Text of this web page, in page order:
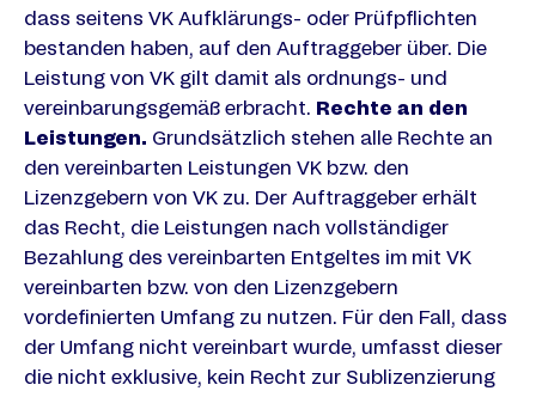
dass seitens VK Aufklärungs- oder Prüfpflichten
bestanden haben, auf den Auftraggeber über. Die
Leistung von VK gilt damit als ordnungs- und
vereinbarungsgemäß erbracht. Rechte an den
Leistungen. Grundsätzlich stehen alle Rechte an
den vereinbarten Leistungen VK bzw. den
Lizenzgebern von VK zu. Der Auftraggeber erhält
das Recht, die Leistungen nach vollständiger
Bezahlung des vereinbarten Entgeltes im mit VK
vereinbarten bzw. von den Lizenzgebern
vordefinierten Umfang zu nutzen. Für den Fall, dass
der Umfang nicht vereinbart wurde, umfasst dieser
die nicht exklusive, kein Recht zur Sublizenzierung